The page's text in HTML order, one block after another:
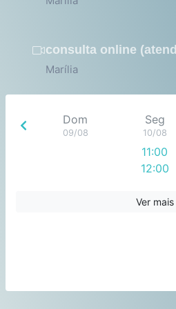
consulta online
Marília
Dom
09/08
Seg
10/08
11:00
12:00
Ver mais